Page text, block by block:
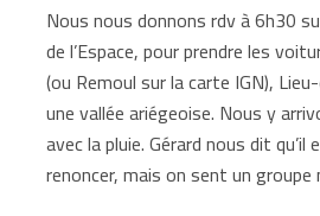
Nous nous donnons rdv à 6h30
de l’Espace, pour prendre les
(ou Remoul sur la carte IGN),
une vallée ariégeoise. Nous y
avec la pluie. Gérard nous dit
renoncer, mais on sent un